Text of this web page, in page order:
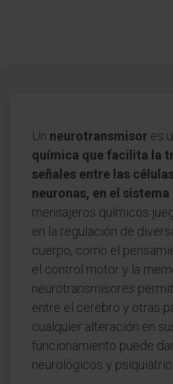
Un neurotransmisor es
química que facilita la
señales entre las
neuronas, en el
mensajeros químicos
en la regulación de
cuerpo, como el
el control motor y la
neurotransmisores
entre el cerebro y otras
cualquier alteración en
funcionamiento puede
neurológicos y